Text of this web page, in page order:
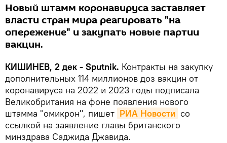
Новый штамм коронавируса заставляет
власти стран мира реагировать "на
опережение" и закупать новые партии
вакцин.
КИШИНЕВ, 2 дек - Sputnik. Контракты на закупку
дополнительных 114 миллионов доз вакцин от
коронавируса на 2022 и 2023 годы подписала
Великобритания на фоне появления нового
штамма "омикрон", пишет РИА Новости со
ссылкой на заявление главы британского
минздрава Саджида Джавида.